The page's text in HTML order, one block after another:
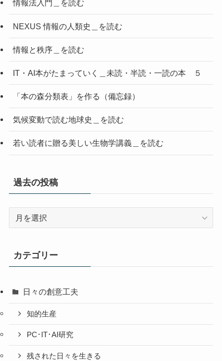
情報法入門＿を読む
NEXUS 情報の人類史＿を読む
情報と秩序＿を読む
IT・AI本がたまっていく＿未読・半読・一読の本 ５
「本の森分類表」を作る（備忘録）
気候変動で読む地球史＿を読む
若い読者に贈る美しい生物学講義＿を読む
過去の投稿
稿
カテゴリー
日々の創意工夫
知的生産
PC･IT･AI研究
残された日々を生きる